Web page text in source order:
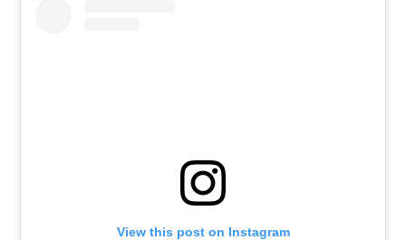
View this post on Instagram